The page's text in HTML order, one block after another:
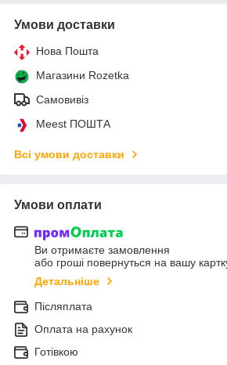
Умови доставки
Нова Пошта
Магазини Rozetka
Самовивіз
Meest ПОШТА
Всі умови доставки
Умови оплати
Ви отримаєте замовлення
або гроші повернуться на вашу
Детальніше
Післяплата
Оплата на рахунок
Готівкою